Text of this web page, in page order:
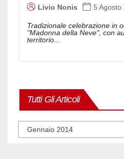
Livio Nonis 5 Agosto
Tradizionale celebrazione in
"Madonna della Neve", con
territorio...
Tutti Gli Articoli
Tutti
articoli